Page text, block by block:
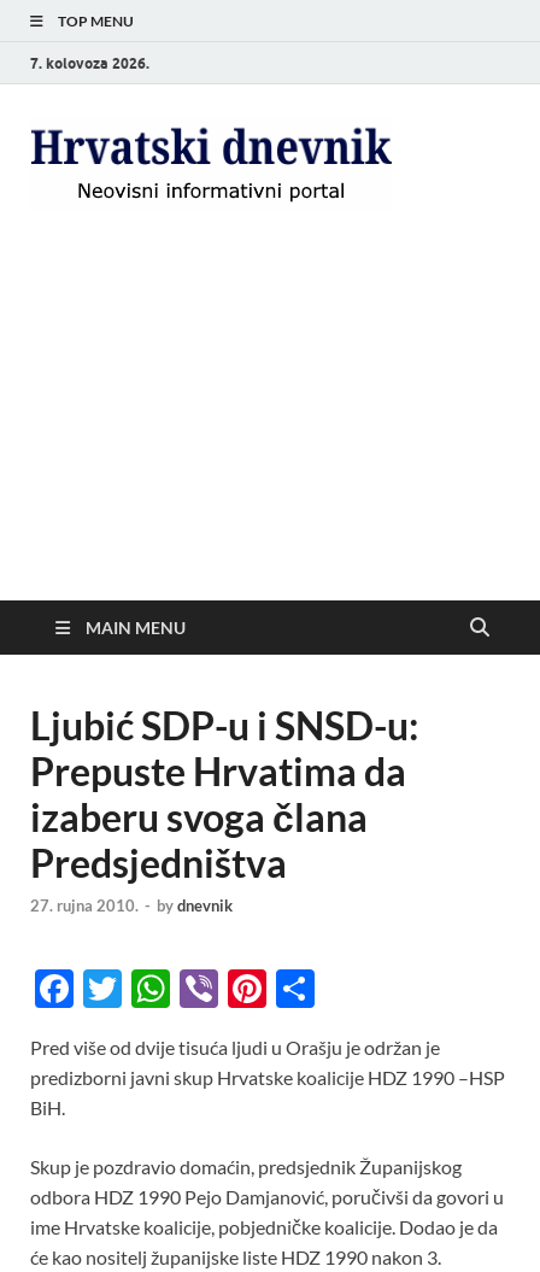
TOP MENU
7. kolovoza 2026.
MAIN MENU
Ljubić SDP-u i SNSD-u:
Prepuste Hrvatima da
izaberu svoga člana
Predsjedništva
27. rujna 2010. - bydnevnik
F
e
o
k
T
itt
er
W
at
p
p
Vi
er
Pi
er ar
Pred više od dvije tisuća ljudi u Orašju je održan je
predizborni javni skup Hrvatske koalicije HDZ 1990 –HSP
BiH.
Skup je pozdravio domaćin, predsjednik Županijskog
odbora HDZ 1990 Pejo Damjanović, poručivši da govori u
ime Hrvatske koalicije, pobjedničke koalicije. Dodao je da
će kao nositelj županijske liste HDZ 1990 nakon 3.